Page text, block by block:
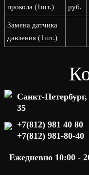
прокола (1шт.)
руб.
Замена датчика
давления (1шт.)
Санкт-
35
+7(812) 981 40 80
+7(812) 981-80-40
Ежедневно 10:00 -